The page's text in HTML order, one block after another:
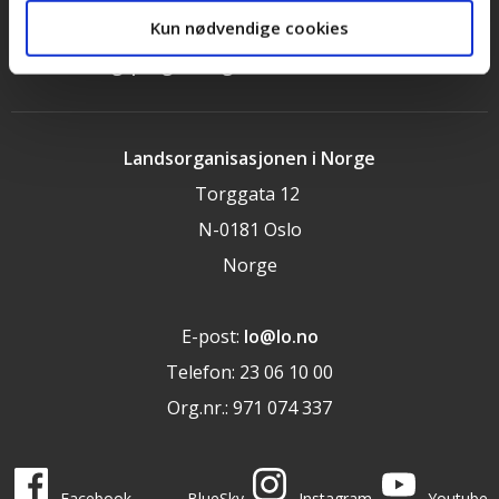
Kun nødvendige cookies
Landsorganisasjonen i Norge
Torggata 12
N-0181 Oslo
Norge
E-post: lo@lo.no
Telefon: 23 06 10 00
Org.nr.: 971 074 337
LOs handlingsprogram og uttalelser 2025
LO i sosiale medier